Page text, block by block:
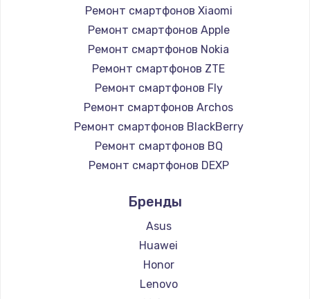
Заказать
Замена микросхемы NFC
1100 руб.
Заказать
Замена шим-контроллера
3900 руб.
Заказать
Настройка Wi-Fi
1030 руб.
Заказать
Замена вебкамеры
Ремонт смартфонов Xiaomi
Ремонт смартфонов Apple
Ремонт смартфонов Nokia
Ремонт смартфонов ZTE
Ремонт смартфонов Fly
Ремонт смартфонов Archos
Ремонт смартфонов BlackBerry
Ремонт смартфонов BQ
Ремонт смартфонов DEXP
Ремонт смартфонов Ginzzu
Ремонт смартфонов Highscreen
Ремонт смартфонов Irbis
Ремонт смартфонов Kyocera
Ремонт смартфонов LeEco
Бренды
Asus
Huawei
Honor
Lenovo